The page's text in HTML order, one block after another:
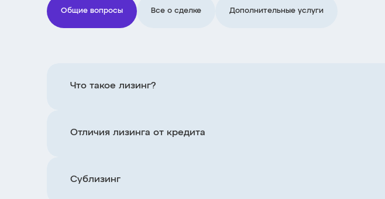
Общие вопросы Все о сделке Дополнительные услуги
Что такое лизинг?
Отличия лизинга от кредита
Сублизинг